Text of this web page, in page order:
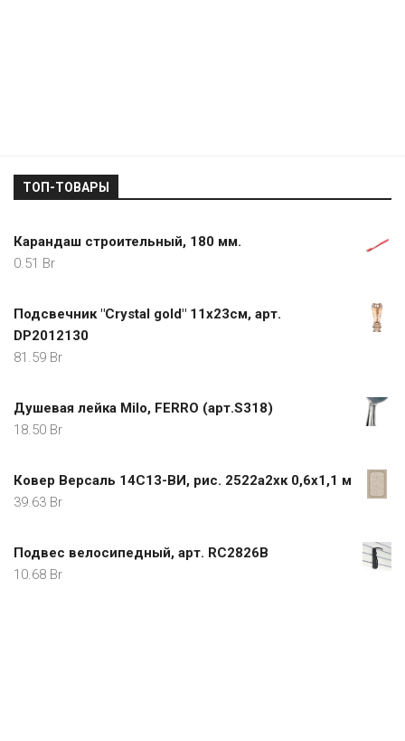
ТОП-ТОВАРЫ
Карандаш строительный, 180 мм.
0.51 Br
Подсвечник "Crystal gold" 11х23см, арт.
DP2012130
81.59 Br
Душевая лейка Milo, FERRO (арт.S318)
18.50 Br
Ковер Версаль 14С13-ВИ, рис. 2522а2хк 0,6х1,1 м
39.63 Br
Подвес велосипедный, арт. RC2826B
10.68 Br